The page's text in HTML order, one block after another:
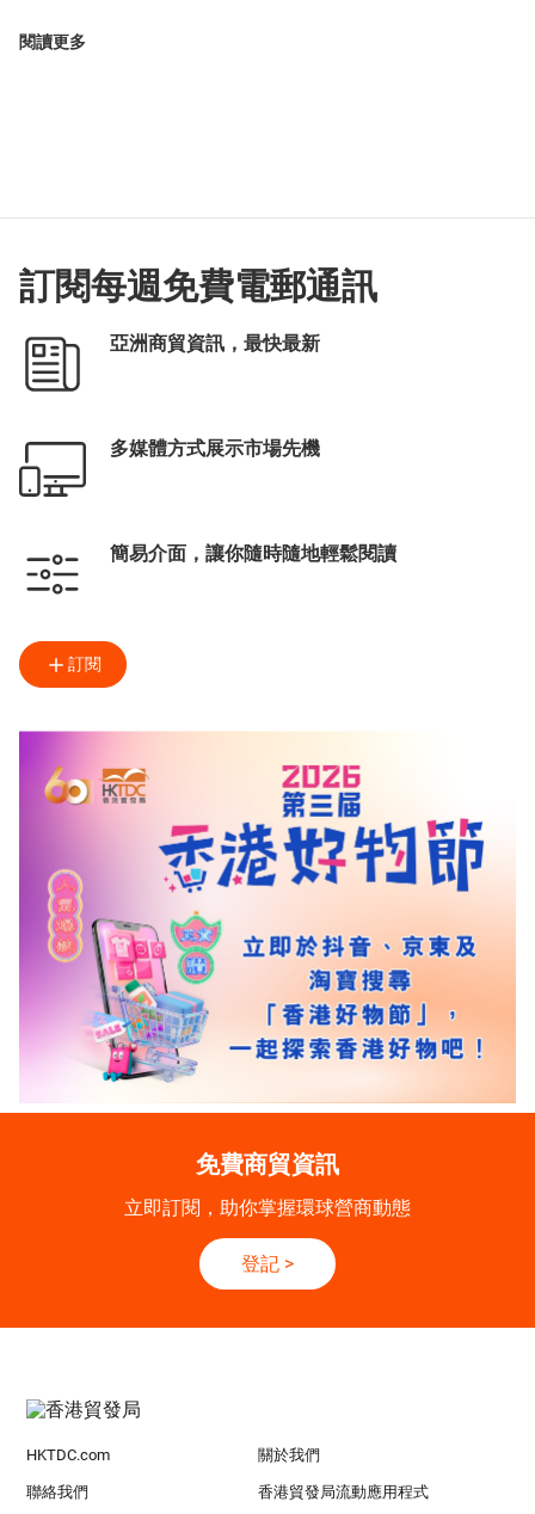
閱讀更多
訂閱每週免費電郵通訊
亞洲商貿資訊，最快最新
多媒體方式展示市場先機
簡易介面，讓你隨時隨地輕鬆閱讀
訂閱
免費商貿資訊
立即訂閱，助你掌握環球營商動態
登記 >
HKTDC.com 關於我們
聯絡我們 香港貿發局流動應用程式